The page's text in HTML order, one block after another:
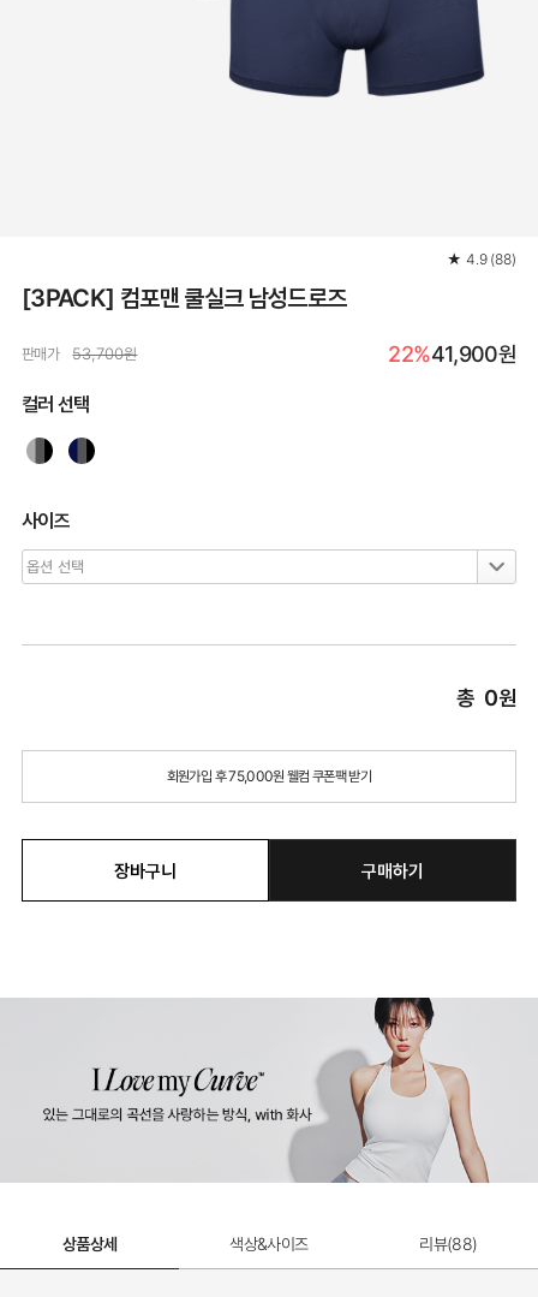
★ 4.9 (88)
[3PACK] 컴포맨 쿨실크 남성드로즈
판매가 53,700원 22%41,900원
컬러 선택
사이즈
총 0원
회원가입 후 75,000원 웰컴 쿠폰팩 받기
장바구니 구매하기
상품상세 색상&사이즈 리뷰(88)